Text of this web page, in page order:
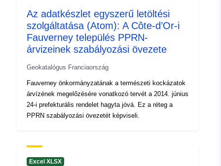
Az adatkészlet egyszerű letöltési
szolgáltatása (Atom): A Côte-d’Or-i
Fauverney település PPRN-
árvizeinek szabályozási övezete
Geokatalógus Franciaország
Fauverney önkormányzatának a természeti kockázatok
árvízének megelőzésére vonatkozó tervét a 2014. június
24-i prefekturális rendelet hagyta jóvá. Ez a réteg a
PPRN szabályozási övezetét képviseli.
Excel XLSX